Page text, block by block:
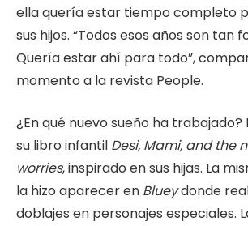
ella quería estar tiempo completo
sus hijos. “Todos esos años son tan
Quería estar ahí para todo”,
momento a la revista People.
¿En qué nuevo sueño ha trabajado?
su libro infantil Desi, Mami, and the
worries, inspirado en sus hijas. La
la hizo aparecer en Blueydonde
doblajes en personajes especiales.